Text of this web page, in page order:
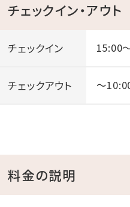
チェックイン・アウト
チェックイン 15:00
チェックアウト ～
料金の説明